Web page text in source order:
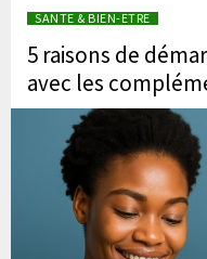
SANTE & BIEN-ETRE
5 raisons de
avec les